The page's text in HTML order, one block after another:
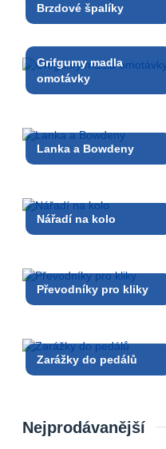
Brzdové špalíky
Grifgumy madla
omotávky
Lanka a Bowdeny
Nářadí na kolo
Převodníky pro kliky
Zarážky do pedálů
Nejprodávanější